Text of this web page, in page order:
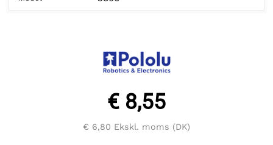
€ 8,55
€ 6,80 Ekskl. moms (DK)